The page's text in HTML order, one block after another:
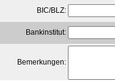
BIC/BLZ:
Bankinstitut:
Bemerkungen: